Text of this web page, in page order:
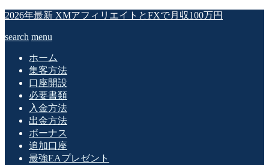
2026年最新 XMアフィリエイトとFXで月収100万円
search menu
ホーム
集客方法
口座開設
必要書類
入金方法
出金方法
ボーナス
追加口座
最強EAプレゼント